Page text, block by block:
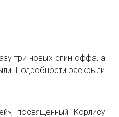
три новых спин-оффа, а
Подробности раскрыли
посвящённый Корлису